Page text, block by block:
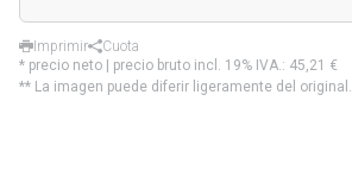
Imprimir
Cuota
* precio neto | precio bruto incl. 19% IVA.: 45,21 €
** La imagen puede diferir ligeramente del original.